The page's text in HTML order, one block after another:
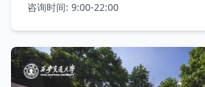
咨询时间: 9:00-22:00